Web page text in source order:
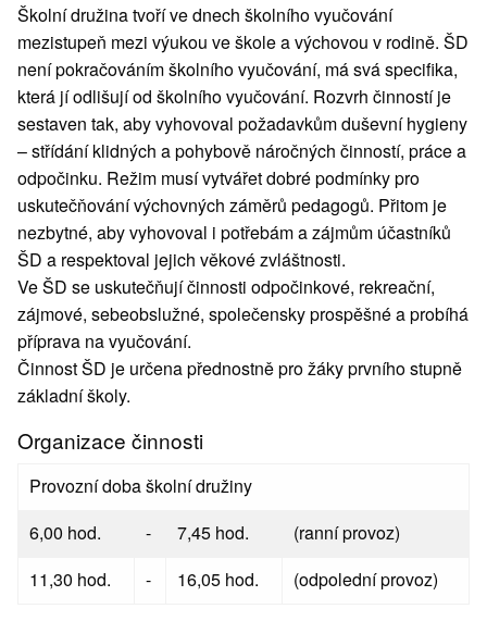
Školní družina tvoří ve dnech školního vyučování
mezistupeň mezi výukou ve škole a výchovou v rodině. ŠD
není pokračováním školního vyučování, má svá specifika,
která jí odlišují od školního vyučování. Rozvrh činností je
sestaven tak, aby vyhovoval požadavkům duševní hygieny
– střídání klidných a pohybově náročných činností, práce a
odpočinku. Režim musí vytvářet dobré podmínky pro
uskutečňování výchovných záměrů pedagogů. Přitom je
nezbytné, aby vyhovoval i potřebám a zájmům účastníků
ŠD a respektoval jejich věkové zvláštnosti.
Ve ŠD se uskutečňují činnosti odpočinkové, rekreační,
zájmové, sebeobslužné, společensky prospěšné a probíhá
příprava na vyučování.
Činnost ŠD je určena přednostně pro žáky prvního stupně
základní školy.
Organizace činnosti
Provozní doba školní družiny
6,00 hod.
- 7,45 hod.
(ranní provoz)
11,30 hod.
- 16,05 hod. (odpolední provoz)